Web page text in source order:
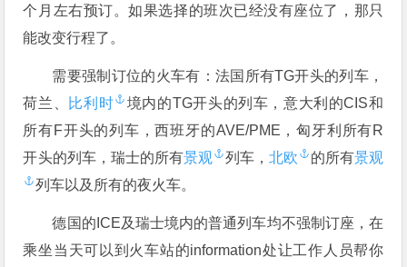
个月左右预订。如果选择的班次已经没有座位了，那只
能改变行程了。
需要强制订位的火车有：法国所有TG开头的列车，
荷兰、 比利时
境内的TG开头的列车，意大利的CIS和
所有F开头的列车，西班牙的AVE/PME，匈牙利所有R
开头的列车，瑞士的所有景观 列车， 北欧 的所有景观
列车以及所有的夜火车。
德国的ICE及瑞士境内的普通列车均不强制订座，在
乘坐当天可以到火车站的information处让工作人员帮你